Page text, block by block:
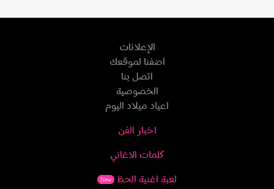
الإعلانات
اضفنا لموقعك
اتصل بنا
الخصوصية
اعياد ميلاد اليوم
اخبار الفن
كلمات الاغاني
لعبة اغنية الحظ New